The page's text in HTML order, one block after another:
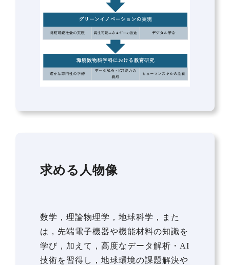
求める人物像
数学，理論物理学，地球科学，また
は，先端電子機器や機能材料の知識を
学び，加えて，高度なデータ解析・AI
技術を習得し，地球環境の課題解決や